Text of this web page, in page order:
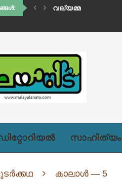
വല്യമ്മ
സാഹിത്യം
കാലാള്‍ — 5